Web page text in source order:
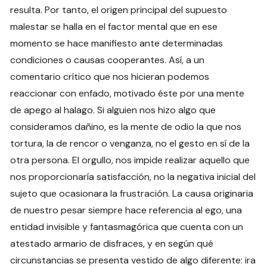
resulta. Por tanto, el origen principal del supuesto
malestar se halla en el factor mental que en ese
momento se hace manifiesto ante determinadas
condiciones o causas cooperantes. Así, a un
comentario crítico que nos hicieran podemos
reaccionar con enfado, motivado éste por una mente
de apego al halago. Si alguien nos hizo algo que
consideramos dañino, es la mente de odio la que nos
tortura, la de rencor o venganza, no el gesto en sí de la
otra persona. El orgullo, nos impide realizar aquello que
nos proporcionaría satisfacción, no la negativa inicial del
sujeto que ocasionara la frustración. La causa originaria
de nuestro pesar siempre hace referencia al ego, una
entidad invisible y fantasmagórica que cuenta con un
atestado armario de disfraces, y en según qué
circunstancias se presenta vestido de algo diferente: ira